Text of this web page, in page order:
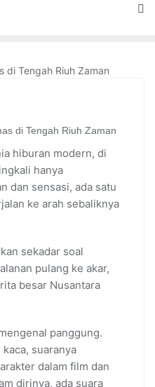
di Tengah Riuh Zaman
hiburan modern, di
hanya
dan sensasi, ada satu
ke arah sebaliknya
sekadar soal
pulang ke akar,
besar Nusantara
panggung.
suaranya
dalam film dan
dirinya, ada suara